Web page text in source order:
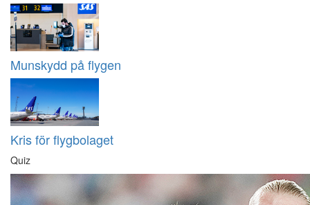
Munskydd på flygen
Kris för flygbolaget
Quiz